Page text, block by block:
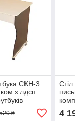
СКН-3
з лдсп
₴ 4